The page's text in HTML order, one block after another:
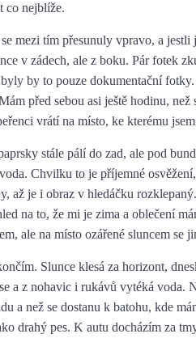
co nejblíže.
tím přesunuly vpravo, a jestli
v zádech, ale z boku. Pár fotek
by to pouze dokumentační
před sebou asi ještě hodinu, než
vrátí na místo, ke kterému
stále pálí do zad, ale pod bundu
Chvilku to je příjemné
až je i obraz v hledáčku
na to, že mi je zima a oblečení
ale na místo ozářené sluncem se
Slunce klesá za horizont,
a z nohavic i rukávů vytéká voda.
a než se dostanu k batohu, kde
drahý pes. K autu docházím za